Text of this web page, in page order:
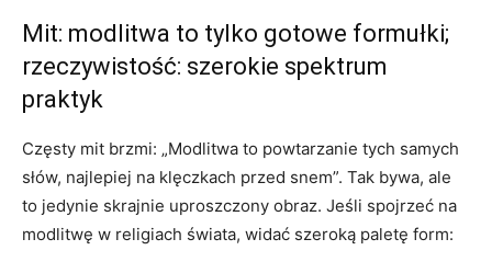
Mit: modlitwa to tylko gotowe formułki;
rzeczywistość: szerokie spektrum
praktyk
Częsty mit brzmi: „Modlitwa to powtarzanie tych samych
słów, najlepiej na klęczkach przed snem”. Tak bywa, ale
to jedynie skrajnie uproszczony obraz. Jeśli spojrzeć na
modlitwę w religiach świata, widać szeroką paletę form: